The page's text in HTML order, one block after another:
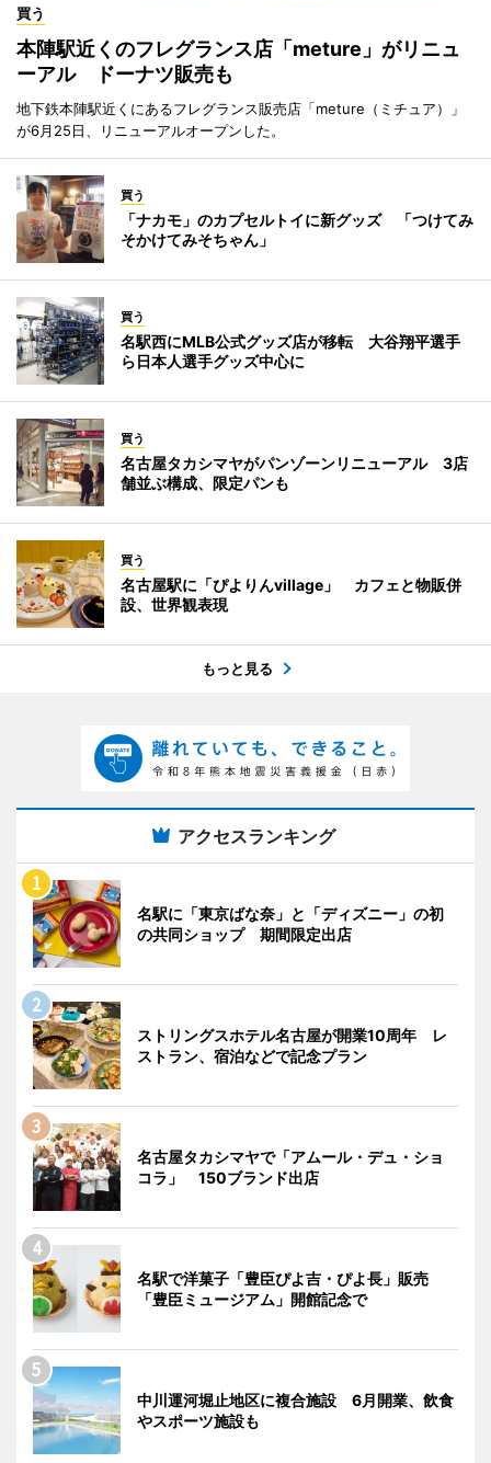
買う
本陣駅近くのフレグランス店「meture」がリニュ
ーアル ドーナツ販売も
地下鉄本陣駅近くにあるフレグランス販売店「meture（ミチュア）」
が6月25日、リニューアルオープンした。
買う
「ナカモ」のカプセルトイに新グッズ 「つけてみ
そかけてみそちゃん」
買う
名駅西にMLB公式グッズ店が移転 大谷翔平選手
ら日本人選手グッズ中心に
買う
名古屋タカシマヤがパンゾーンリニューアル 3店
舗並ぶ構成、限定パンも
買う
名古屋駅に「ぴよりんvillage」 カフェと物販併
設、世界観表現
もっと見る
アクセスランキング
名駅に「東京ばな奈」と「ディズニー」の初
の共同ショップ 期間限定出店
ストリングスホテル名古屋が開業10周年 レ
ストラン、宿泊などで記念プラン
名古屋タカシマヤで「アムール・デュ・ショ
コラ」 150ブランド出店
名駅で洋菓子「豊臣ぴよ吉・ぴよ長」販売
「豊臣ミュージアム」開館記念で
中川運河堀止地区に複合施設 6月開業、飲食
やスポーツ施設も